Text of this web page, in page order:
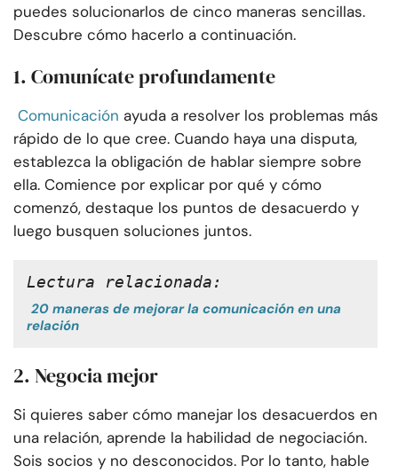
puedes solucionarlos de cinco maneras sencillas.
Descubre cómo hacerlo a continuación.
1. Comunícate profundamente
Comunicación ayuda a resolver los problemas más
rápido de lo que cree. Cuando haya una disputa,
establezca la obligación de hablar siempre sobre
ella. Comience por explicar por qué y cómo
comenzó, destaque los puntos de desacuerdo y
luego busquen soluciones juntos.
Lectura relacionada:
20 maneras de mejorar la comunicación en una
relación
2. Negocia mejor
Si quieres saber cómo manejar los desacuerdos en
una relación, aprende la habilidad de negociación.
Sois socios y no desconocidos. Por lo tanto, hable